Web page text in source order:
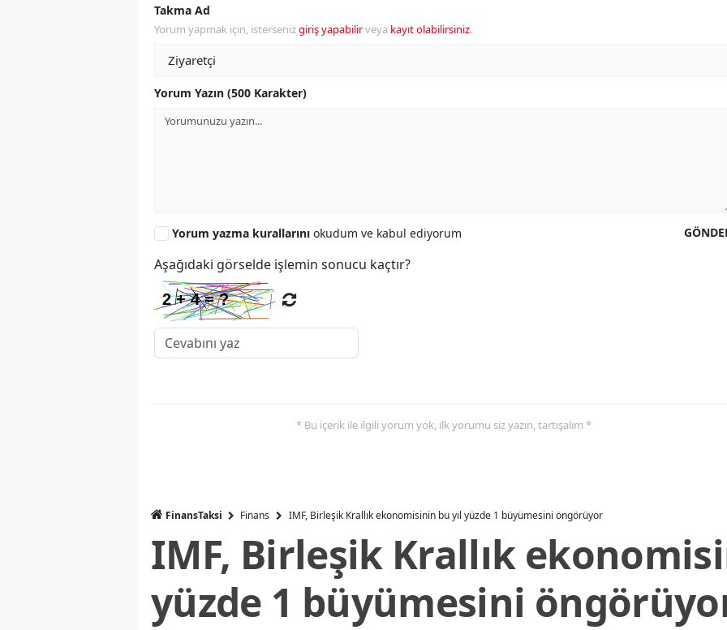
Takma Ad
Yorum yapmak için, istersenizgiriş yapabilirveya kayıt olabilirsiniz.
Yorum Yazın (500 Karakter)
Yorum yazma kurallarını okudum ve kabul ediyorum
Aşağıdaki görselde işlemin sonucu kaçtır?
* Bu içerik ile ilgili yorum yok, ilk yorumu siz yazın, tartışalım *
FinansTaksi Finans IMF, Birleşik Krallık ekonomisinin bu yıl yüzde 1 büyümesini öngörüyor
IMF, Birleşik Krallık
yüzde 1 büyümesini